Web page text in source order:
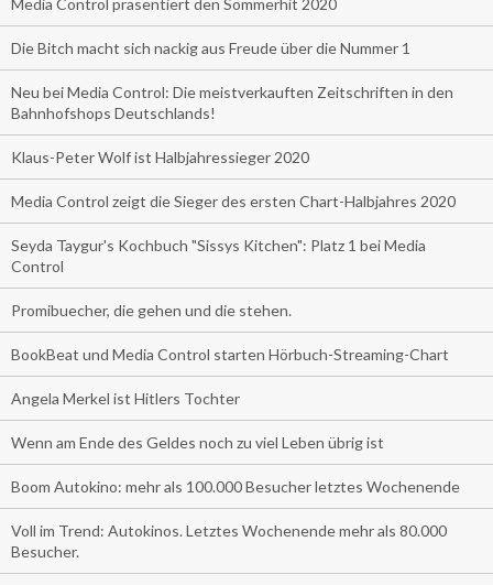
Media Control präsentiert den Sommerhit 2020
Die Bitch macht sich nackig aus Freude über die Nummer 1
Neu bei Media Control: Die meistverkauften Zeitschriften in den
Bahnhofshops Deutschlands!
Klaus-Peter Wolf ist Halbjahressieger 2020
Media Control zeigt die Sieger des ersten Chart-Halbjahres 2020
Seyda Taygur's Kochbuch "Sissys Kitchen": Platz 1 bei Media
Control
Promibuecher, die gehen und die stehen.
BookBeat und Media Control starten Hörbuch-Streaming-Chart
Angela Merkel ist Hitlers Tochter
Wenn am Ende des Geldes noch zu viel Leben übrig ist
Boom Autokino: mehr als 100.000 Besucher letztes Wochenende
Voll im Trend: Autokinos. Letztes Wochenende mehr als 80.000
Besucher.